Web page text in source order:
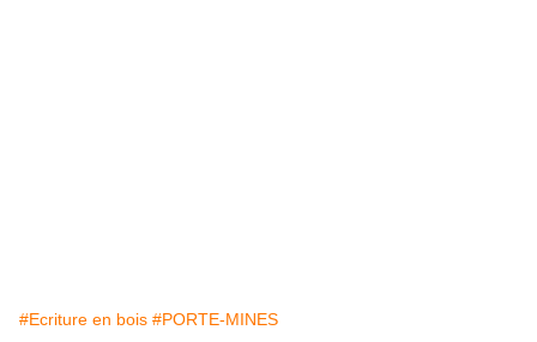
#Ecriture en bois #PORTE-MINES